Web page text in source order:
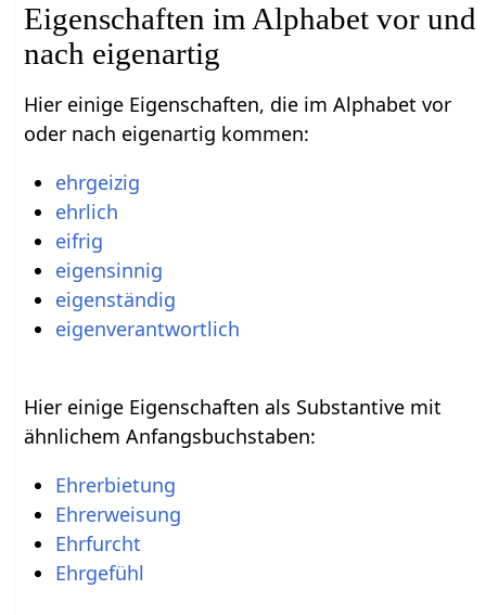
Eigenschaften im Alphabet vor und
nach eigenartig
Hier einige Eigenschaften, die im Alphabet vor
oder nach eigenartig kommen:
ehrgeizig
ehrlich
eifrig
eigensinnig
eigenständig
eigenverantwortlich
Hier einige Eigenschaften als Substantive mit
ähnlichem Anfangsbuchstaben:
Ehrerbietung
Ehrerweisung
Ehrfurcht
Ehrgefühl